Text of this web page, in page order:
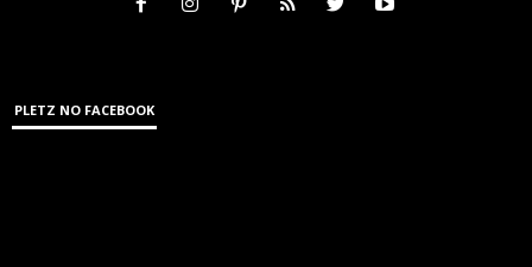
PLETZ NO FACEBOOK